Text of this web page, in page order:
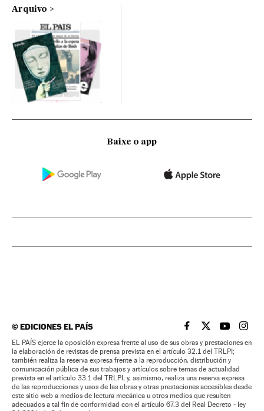
Arquivo
Baixe o app
©EDICIONES EL PAÍS EL PAÍS BRASIL EN
EL PAÍSEL PAÍS
EL
EL PAÍS ejerce la oposición expresa frente al uso de sus obras y prestaciones en
la elaboración de revistas de prensa prevista en el artículo 32.1 del TRLPI;
también realiza la reserva expresa frente a la reproducción, distribución y
comunicación pública de sus trabajos y artículos sobre temas de actualidad
prevista en el artículo 33.1 del TRLPI; y, asimismo, realiza una reserva expresa
de las reproducciones y usos de las obras y otras prestaciones accesibles desde
este sitio web a medios de lectura mecánica u otros medios que resulten
adecuados a tal fin de conformidad con el artículo 67.3 del Real Decreto - ley